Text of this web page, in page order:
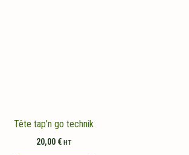
Tête tap’n go technik
20,00 € HT